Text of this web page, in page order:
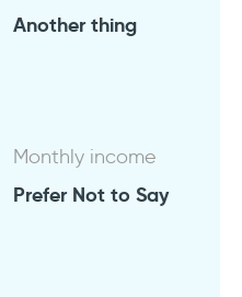
Another thing
Monthly income
Prefer Not to Say